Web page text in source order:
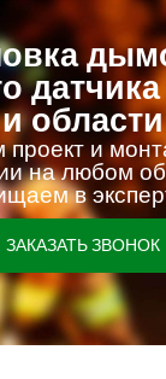
и области
и
на любом
в
ЗАКАЗАТЬ ЗВОНОК